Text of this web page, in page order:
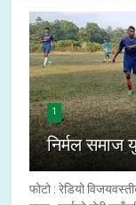
1
निर्मल समाज
फोटो : रेडियो